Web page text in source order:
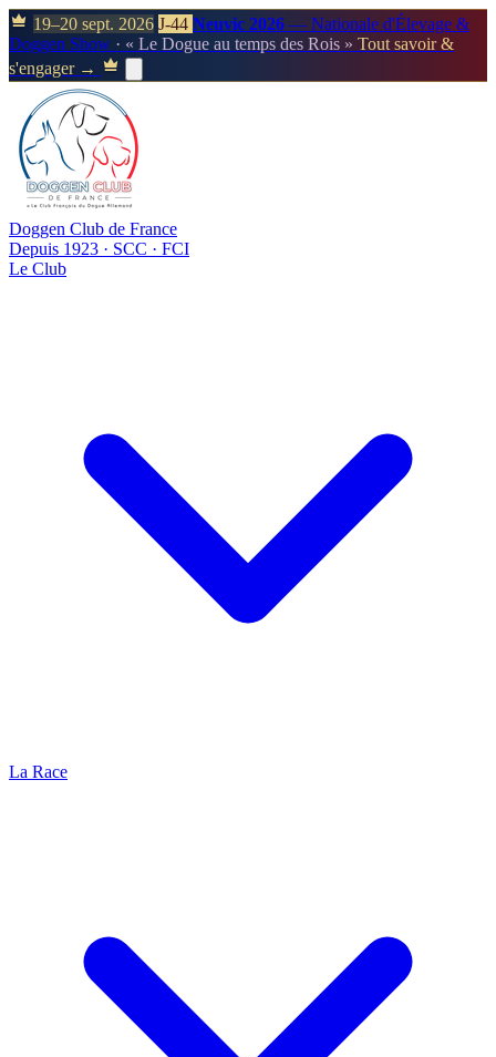
19–20 sept. 2026 J-44 Neuvic 2026 — Nationale d'Élevage &
Doggen Show · « Le Dogue au temps des Rois » Tout savoir &
s'engager →
Doggen Club de France
Depuis 1923 · SCC · FCI
Le Club
La Race